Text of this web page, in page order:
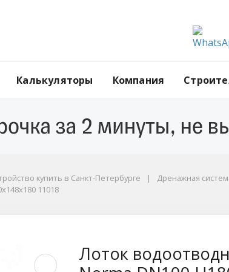
Калькуляторы Компания
11018
купить в Санкт-Петербурге Дренажная
11018
Лоток